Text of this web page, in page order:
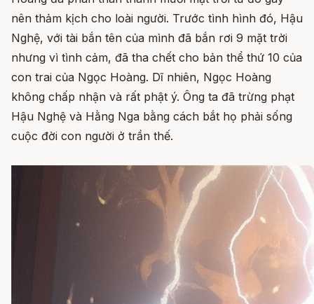
nên thảm kịch cho loài người. Trước tình hình đó, Hậu
Nghệ, với tài bắn tên của mình đã bắn rơi 9 mặt trời
nhưng vì tình cảm, đã tha chết cho bản thể thứ 10 của
con trai của Ngọc Hoàng. Dĩ nhiên, Ngọc Hoàng
không chấp nhận và rất phật ý. Ông ta đã trừng phạt
Hậu Nghệ và Hằng Nga bằng cách bắt họ phải sống
cuộc đời con người ở trần thế.